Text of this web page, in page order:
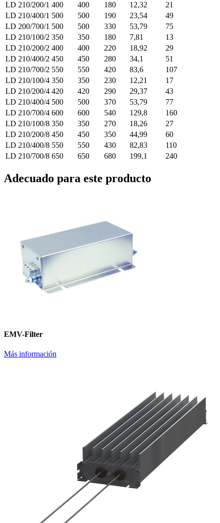
LD 210/200/1 400 400 180 12,32
21
LD 210/400/1 500 500 190 23,54
49
LD 200/700/1 500 500 330 53,79
75
LD 210/100/2 350 350 180 7,81
13
LD 210/200/2 400 400 220 18,92
29
LD 210/400/2 450 450 280 34,1
51
LD 210/700/2 550 550 420 83,6
107
LD 210/100/4 350 350 230 12,21
17
LD 210/200/4 420 420 290 29,37
43
LD 210/400/4 500 500 370 53,79
77
LD 210/700/4 600 600 540 129,8
160
LD 210/100/8 350 350 270 18,26
27
LD 210/200/8 450 450 350 44,99
60
LD 210/400/8 550 550 430 82,83
110
LD 210/700/8 650 650 680 199,1 240
Adecuado para este producto
EMV-Filter
Más información